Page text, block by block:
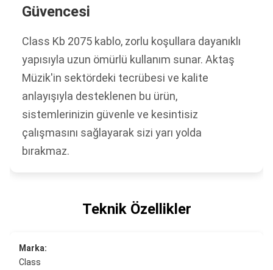
Güvencesi
Class Kb 2075 kablo, zorlu koşullara dayanıklı
yapısıyla uzun ömürlü kullanım sunar. Aktaş
Müzik'in sektördeki tecrübesi ve kalite
anlayışıyla desteklenen bu ürün,
sistemlerinizin güvenle ve kesintisiz
çalışmasını sağlayarak sizi yarı yolda
bırakmaz.
Teknik Özellikler
Marka:
Class